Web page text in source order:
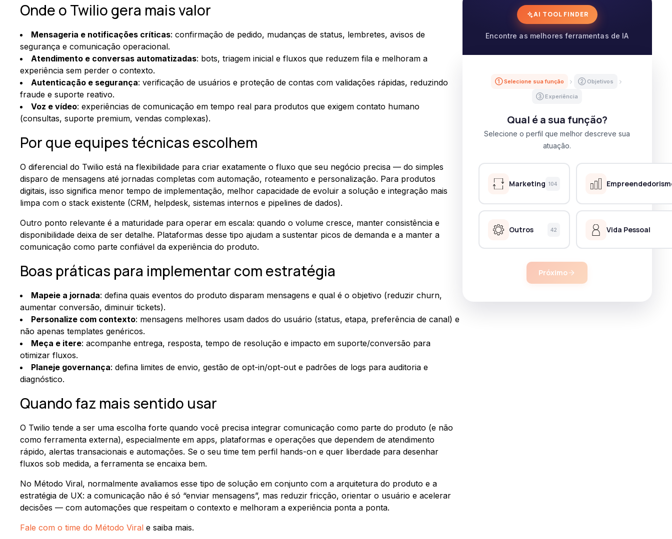
Onde o Twilio gera mais valor
Mensageria e notificações críticas: confirmação de pedido, mudanças de status, lembretes, avisos de
segurança e comunicação operacional.
Atendimento e conversas automatizadas: bots, triagem inicial e fluxos que reduzem fila e melhoram a
experiência sem perder o contexto.
Autenticação e segurança: verificação de usuários e proteção de contas com validações rápidas, reduzindo
fraude e suporte reativo.
Voz e vídeo: experiências de comunicação em tempo real para produtos que exigem contato humano
(consultas, suporte premium, vendas complexas).
Por que equipes técnicas escolhem
O diferencial do Twilio está na flexibilidade para criar exatamente o fluxo que seu negócio precisa — do simples
disparo de mensagens até jornadas completas com automação, roteamento e personalização. Para produtos
digitais, isso significa menor tempo de implementação, melhor capacidade de evoluir a solução e integração mais
limpa com o stack existente (CRM, helpdesk, sistemas internos e pipelines de dados).
Outro ponto relevante é a maturidade para operar em escala: quando o volume cresce, manter consistência e
disponibilidade deixa de ser detalhe. Plataformas desse tipo ajudam a sustentar picos de demanda e a manter a
comunicação como parte confiável da experiência do produto.
Boas práticas para implementar com estratégia
Mapeie a jornada: defina quais eventos do produto disparam mensagens e qual é o objetivo (reduzir churn,
aumentar conversão, diminuir tickets).
Personalize com contexto: mensagens melhores usam dados do usuário (status, etapa, preferência de canal) e
não apenas templates genéricos.
Meça e itere: acompanhe entrega, resposta, tempo de resolução e impacto em suporte/conversão para
otimizar fluxos.
Planeje governança: defina limites de envio, gestão de opt-in/opt-out e padrões de logs para auditoria e
diagnóstico.
Quando faz mais sentido usar
O Twilio tende a ser uma escolha forte quando você precisa integrar comunicação como parte do produto (e não
como ferramenta externa), especialmente em apps, plataformas e operações que dependem de atendimento
rápido, alertas transacionais e automações. Se o seu time tem perfil hands-on e quer liberdade para desenhar
fluxos sob medida, a ferramenta se encaixa bem.
No Método Viral, normalmente avaliamos esse tipo de solução em conjunto com a arquitetura do produto e a
estratégia de UX: a comunicação não é só “enviar mensagens”, mas reduzir fricção, orientar o usuário e acelerar
decisões — com automações que respeitam o contexto e melhoram a experiência ponta a ponta.
Fale com o time do Método Viral e saiba mais.
AI TOOL FINDER
Encontre as melhores ferramentas de IA
① Selecione sua função ② Objetivos
③ Experiência
Qual é a sua função?
Selecione o perfil que melhor descreve sua
atuação.
Marketing 104
Outros 42 Vida Pessoal
Próximo